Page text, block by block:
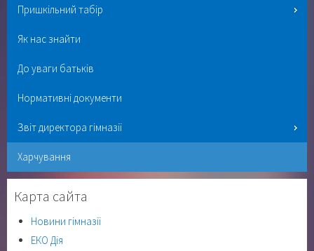
Пришкільний табір
Як нас знайти
До уваги батьків
Нормативні документи
Звіт директора гімназії
Харчування
Карта сайта
Новини гімназії
ЕКО Дія